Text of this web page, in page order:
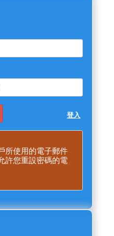
登入
所使用的電子郵件
許您重設密碼的電